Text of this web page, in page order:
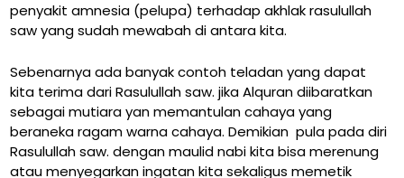
penyakit amnesia (pelupa) terhadap akhlak rasulullah
saw yang sudah mewabah di antara kita.
Sebenarnya ada banyak contoh teladan yang dapat
kita terima dari Rasulullah saw. jika Alquran diibaratkan
sebagai mutiara yan memantulan cahaya yang
beraneka ragam warna cahaya. Demikian pula pada diri
Rasulullah saw. dengan maulid nabi kita bisa merenung
atau menyegarkan ingatan kita sekaligus memetik